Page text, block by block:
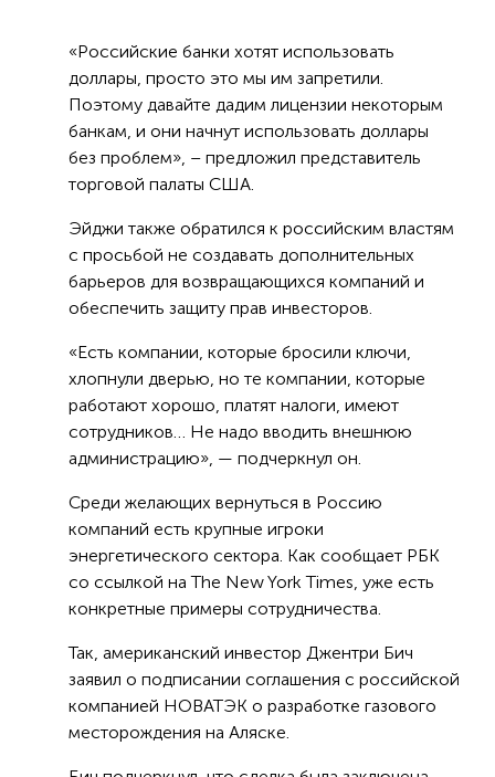
«Российские банки хотят использовать
доллары, просто это мы им запретили.
Поэтому давайте дадим лицензии некоторым
банкам, и они начнут использовать доллары
без проблем», – предложил представитель
торговой палаты США.
Эйджи также обратился к российским властям
с просьбой не создавать дополнительных
барьеров для возвращающихся компаний и
обеспечить защиту прав инвесторов.
«Есть компании, которые бросили ключи,
хлопнули дверью, но те компании, которые
работают хорошо, платят налоги, имеют
сотрудников… Не надо вводить внешнюю
администрацию», — подчеркнул он.
Среди желающих вернуться в Россию
компаний есть крупные игроки
энергетического сектора. Как сообщает РБК
со ссылкой на The New York Times, уже есть
конкретные примеры сотрудничества.
Так, американский инвестор Джентри Бич
заявил о подписании соглашения с российской
компанией НОВАТЭК о разработке газового
месторождения на Аляске.